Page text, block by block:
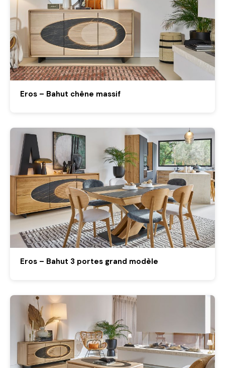
Eros – Bahut chêne massif
Eros – Bahut 3 portes grand modèle